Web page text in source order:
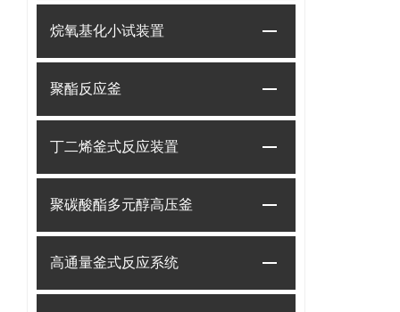
烷氧基化小试装置
聚酯反应釜
丁二烯釜式反应装置
聚碳酸酯多元醇高压釜
高通量釜式反应系统